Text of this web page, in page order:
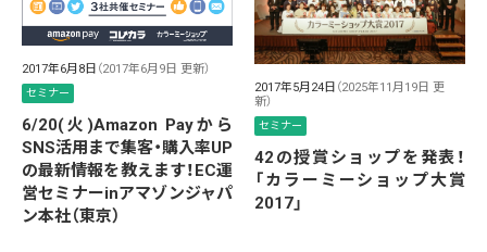
2017年6月8日 （2017年6月9日 更新）
セミナー
6/20(火)Amazon Payから
SNS活用まで集客・購入率UP
の最新情報を教えます！EC運
営セミナーinアマゾンジャパ
ン本社（東京）
2017年5月24日 （2025年11月19日 更
新）
セミナー
42の授賞ショップを発表！
「カラーミーショップ大賞
2017」